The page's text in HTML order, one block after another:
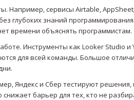
Например, сервисы Airtable,
глубоких знаний
времени объяснять программистам.
Инструменты как Looker Studio
для всей команды. Большое
Яндекс и Сбер тестируют решения,
барьер для тех, кто не